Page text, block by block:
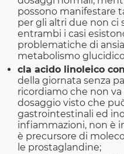
possono manifestare
per gli altri due non ci
entrambi i casi
problematiche di
metabolismo
cla acido linoleico
della giornata senza
ricordiamo che non
dosaggio visto che
gastrointestinali ed
infiammazioni, non è
è precursore di
le prostaglandine;